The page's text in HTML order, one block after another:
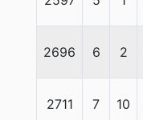
2696 6 2
2711 7 10